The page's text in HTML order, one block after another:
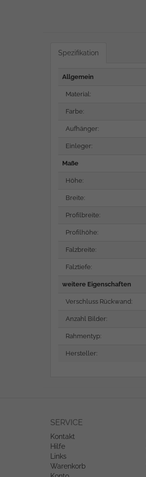
Spezifikation
Allgemein
Material:
Farbe:
Aufhänger:
Einleger:
Maße
Höhe:
Breite:
Profilbreite:
Profilhöhe:
Falzbreite:
Falztiefe:
weitere Eigenschaften
Verschluss Rückwand:
Anzahl Bilder:
Rahmentyp:
Hersteller:
SERVICE
Kontakt
Hilfe
Links
Warenkorb